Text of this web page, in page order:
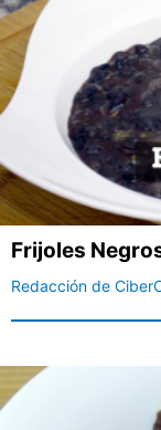
Frijoles
Redacción de